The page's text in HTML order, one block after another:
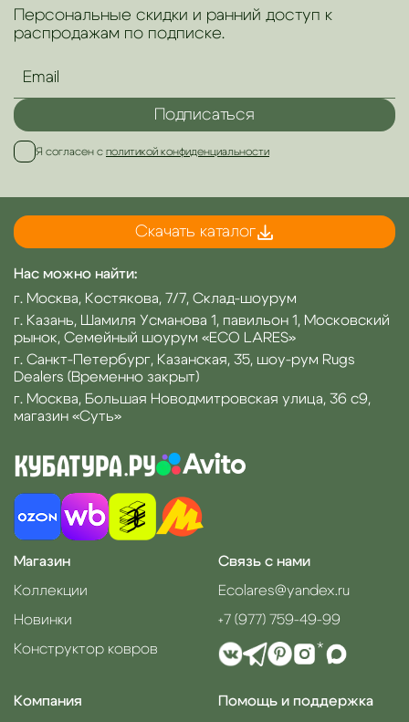
Персональные скидки и ранний доступ к
распродажам по подписке.
Подписаться
Я согласен с политикой конфиденциальности
Скачать каталог
Нас можно найти:
г. Москва, Костякова, 7/7, Склад-шоурум
г. Казань, Шамиля Усманова 1, павильон 1, Московский
рынок, Семейный шоурум «ECO LARES»
г. Санкт-Петербург, Казанская, 35, шоу-рум Rugs
Dealers (Временно закрыт)
г. Москва, Большая Новодмитровская улица, 36 с9,
магазин «Суть»
Магазин
Коллекции
Новинки
Конструктор ковров
Компания
Помощь и поддержка
Связь с нами
Ecolares@yandex.ru
+7 (977) 759-49-99
*